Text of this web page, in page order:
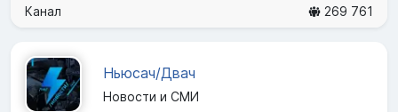
Канал 269 761
Ньюсач/Двач
Новости и СМИ